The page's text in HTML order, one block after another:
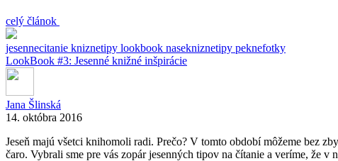
celý článok
jesennecitanie kniznetipy lookbook nasekniznetipy peknefotky
LookBook #3: Jesenné knižné inšpirácie
Jana Šlinská
14. októbra 2016
Jeseň majú všetci knihomoli radi. Prečo? V tomto období môžeme bez
čaro. Vybrali sme pre vás zopár jesenných tipov na čítanie a veríme, že v